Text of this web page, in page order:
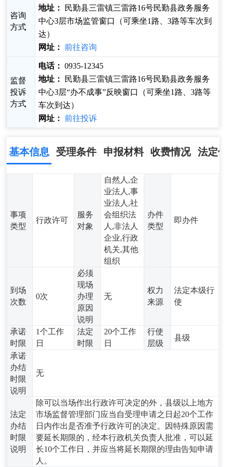
咨询
方式
地址：
民勤县三雷镇三雷路16号民勤县政务服务
中心3层市场监管窗口（可乘坐1路、3路等车次到
达）
网址： 前往咨询
监督
投诉
方式
电话： 0935-12345
地址：
民勤县三雷镇三雷路16号民勤县政务服务
中心3层“办不成事”反映窗口（可乘坐1路、3路等
车次到达）
网址： 前往投诉
基本信息 受理条件 申报材料 收费情况 法定
事项
类型
行政许可
服务
对象
自然人,企
业法人,事
业法人,社
会组织法
人,非法人
企业,行政
机关,其他
组织
办件
类型
即办件
到场
次数
0次
必须
现场
办理
原因
说明
无
权力
来源
法定本级行
使
承诺
时限
1个工作
日
法定
时限
20个工作
日
行使
层级
县级
承诺
办结
时限
说明
无
法定
办结
时限
说明
除可以当场作出行政许可决定的外，县级以上地方
市场监督管理部门应当自受理申请之日起20个工作
日内作出是否准予行政许可的决定。因特殊原因需
要延长期限的，经本行政机关负责人批准，可以延
长10个工作日，并应当将延长期限的理由告知申请
人。